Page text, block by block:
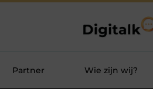
Partner Wie zijn wij?